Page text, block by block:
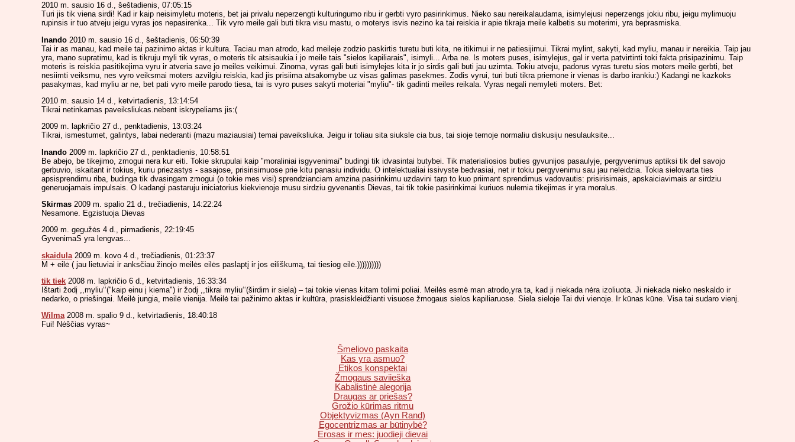
2010 m. sausio 16 d., šeštadienis, 07:05:15
Turi jis tik viena sirdi! Kad ir kaip neisimyletu moteris, bet jai privalu neperzengti kulturingumo ribu ir gerbti vyro pasirinkimus. Nieko sau nereikalaudama, isimylejusi neperzengs jokiu ribu, jeigu mylimuoju
rupinsis ir tuo atveju jeigu vyras jos nepasirenka... Tik vyro meile gali buti tikra visu mastu, o moterys isvis nezino ka tai reiskia ir apie tikraja meile kalbetis su moterimi, yra beprasmiska.
Inando 2010 m. sausio 16 d., šeštadienis, 06:50:39
Tai ir as manau, kad meile tai pazinimo aktas ir kultura. Taciau man atrodo, kad meileje zodzio paskirtis turetu buti kita, ne itikimui ir ne patiesijimui. Tikrai mylint, sakyti, kad myliu, manau ir nereikia. Taip jau
yra, mano supratimu, kad is tikruju myli tik vyras, o moteris tik atsisaukia i jo meile tais "sielos kapiliarais", isimyli... Arba ne. Is moters puses, isimylejus, gal ir verta patvirtinti toki fakta prisipazinimu. Taip
moteris is reiskia pasitikejima vyru ir atveria save jo meiles veikimui. Zinoma, vyras gali buti isimylejes kita ir jo sirdis gali buti jau uzimta. Tokiu atveju, padorus vyras turetu sios moters meile gerbti, bet
nesiimti veiksmu, nes vyro veiksmai moters azvilgiu reiskia, kad jis prisiima atsakomybe uz visas galimas pasekmes. Zodis vyrui, turi buti tikra priemone ir vienas is darbo irankiu:) Kadangi ne kazkoks
pasakymas, kad myliu ar ne, bet pati vyro meile parodo tiesa, tai is vyro puses sakyti moteriai "myliu"- tik gadinti meiles reikala. Vyras negali nemyleti moters. Bet:
2010 m. sausio 14 d., ketvirtadienis, 13:14:54
Tikrai netinkamas paveiksliukas.nebent iskrypeliams jis:(
2009 m. lapkričio 27 d., penktadienis, 13:03:24
Tikrai, ismestumet, galintys, labai nederanti (mazu maziausiai) temai paveiksliuka. Jeigu ir toliau sita siuksle cia bus, tai sioje temoje normaliu diskusiju nesulauksite...
Inando 2009 m. lapkričio 27 d., penktadienis, 10:58:51
Be abejo, be tikejimo, zmogui nera kur eiti. Tokie skrupulai kaip "moraliniai isgyvenimai" budingi tik idvasintai butybei. Tik materialiosios buties gyvunijos pasaulyje, pergyvenimus aptiksi tik del savojo
gerbuvio, iskaitant ir tokius, kuriu priezastys - sasajose, prisirisimuose prie kitu panasiu individu. O intelektualiai issivyste bedvasiai, net ir tokiu pergyvenimu sau jau neleidzia. Tokia sielovarta ties
apsisprendimu riba, budinga tik dvasingam zmogui (o tokie mes visi) sprendzianciam amzina pasirinkimu uzdavini tarp to kuo priimant sprendimus vadovautis: prisirisimais, apskaiciavimais ar sirdziu
generuojamais impulsais. O kadangi pastaruju iniciatorius kiekvienoje musu sirdziu gyvenantis Dievas, tai tik tokie pasirinkimai kuriuos nulemia tikejimas ir yra moralus.
Skirmas 2009 m. spalio 21 d., trečiadienis, 14:22:24
Nesamone. Egzistuoja Dievas
2009 m. gegužės 4 d., pirmadienis, 22:19:45
GyvenimaS yra lengvas...
skaidula 2009 m. kovo 4 d., trečiadienis, 01:23:37
M + eilė ( jau lietuviai ir anksčiau žinojo meilės eilės paslaptį ir jos eiliškumą, tai tiesiog eilė.))))))))))
tik tiek 2008 m. lapkričio 6 d., ketvirtadienis, 16:33:34
Ištarti žodį ,,myliu‘‘("kaip einu į kiema") ir žodį ,,tikrai myliu‘‘(širdim ir siela) – tai tokie vienas kitam tolimi poliai. Meilės esmė man atrodo,yra ta, kad ji niekada nėra izoliuota. Ji niekada nieko neskaldo ir
nedarko, o priešingai. Meilė jungia, meilė vienija. Meilė tai pažinimo aktas ir kultūra, prasiskleidžianti visuose žmogaus sielos kapiliaruose. Siela sieloje Tai dvi vienoje. Ir kūnas kūne. Visa tai sudaro vienį.
Wilma2008 m. spalio 9 d., ketvirtadienis, 18:40:18
Fui! Nėščias vyras~
Šmeliovo paskaita
Kas yra asmuo?
Etikos konspektai
Žmogaus saviieška
Kabalistinė alegorija
Draugas ar priešas?
Grožio kūrimas ritmu
Objektyvizmas (Ayn Rand)
Egocentrizmas ar būtinybė?
Erosas ir mes: juodieji dievai